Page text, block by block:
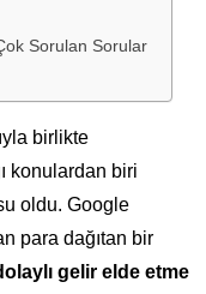
Sorulan Sorular
birlikte
konulardan biri
oldu. Google
para dağıtan bir
gelir elde etme